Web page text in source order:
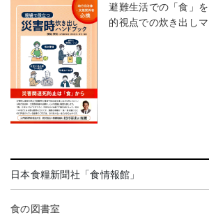
避難生活での「食」
的視点での炊き出し
日本食糧新聞社「食情報館」
食の図書室